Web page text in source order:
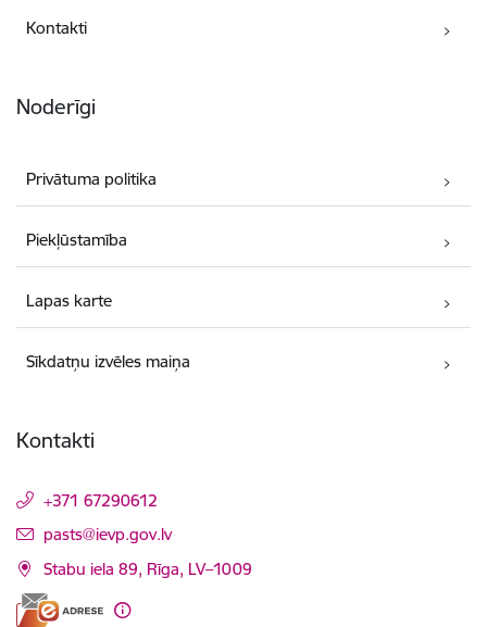
Kontakti
Noderīgi
Privātuma politika
Piekļūstamība
Lapas karte
Sīkdatņu izvēles maiņa
Kontakti
+371 67290612
E-pasts:
pasts@ievp.gov.lv
Stabu iela 89, Rīga, LV–1009